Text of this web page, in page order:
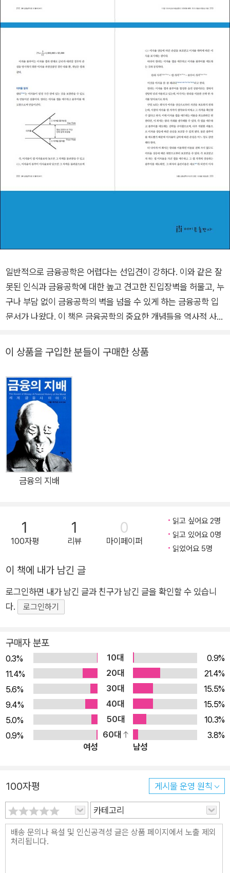
일반적으로 금융공학은 어렵다는 선입견이 강하다. 이와 같은 잘
못된 인식과 금융공학에 대한 높고 견고한 진입장벽을 허물고, 누
구나 부담 없이 금융공학의 벽을 넘을 수 있게 하는 금융공학 입
문서가 나왔다. 이 책은 금융공학의 중요한 개념들을 역사적 사건
경제에 대한 아무런 기초지식이 없더라도 막힘 없이 술술 읽고 이
A를 준비하는 셀러던트 등 누구라도 금융공학을 쉽게 시작할 수
있도록 큰 힘이 되어 줄 것이다. ★ 이 책의 대상 독자 ★ 이 책의
대상 독자는 일반인부터 학생까지 매우 광범위하다. 금융공학에
관심이 있거나 경제신문 기사를 좀 더 잘 이해하고 싶은 일반인,
금융과 금융시장에 대한 이해를 넓히고 싶은 금융기관 및 금융회
사 임직원, 기업의 재무 및 투자업무 담당자, CFA나 MBA를 준비
하는 직장인, 투자은행이나 증권업에서 커리어를 쌓고 싶은 취업
준비생, 그리고 학교에서 금융공학 수업을 수강하거나 금융공학
금융공학을 처음 접하는 독자라 하더라도, 제1부만 읽으면 금융
공학의 기초적인 내용을 충분히 숙지할 수 있다. 그리고 제1부를
읽고 나면 자연스럽게 제2부를 읽고 싶은 마음이 생길 것이고, 제
2부를 다 읽고 나면 제3부도 충분히 읽고 이해할 수 있다는 자신
수식이나 숫자 없이 이야기하듯이 금융공학을 소개한다. 다양한
역사적 사건과 일상생활의 사례를 통해 금융공학이 우리에게 매
와 금융공학을 알고 있어야 하는 이유, 2장에서는 직관적인 설명
을 통해 쉽고 재미있게 풀어쓴 금융공학의 기초 개념, 3장에서는
금융공학과 관련된 역사적 사건들, 그리고 4장에서는 요즘 뜨고
있는 빅데이터와 금융공학 간의 관계를 다룬다. 제2부는 ‘금융공
학 기본기 다지기’라는 제목에서 알 수 있듯이, 제1부에서 다룬 금
융공학의 기초적인 개념을 좀 더 자세히 설명한다. 하지만 각 장
을 역사적 사실이나 언론을 통해 접했던 사건들로 시작하므로, 부
담감보다는 오히려 흥미와 편안한 마음을 가지고 읽을 수 있을 것
기 쉬운 글로 설명하고 있기 때문에 내용을 이해하는 데 큰 어려
움은 없을 것이다. 5장은 금융공학의 핵심인 선물과 옵션, 6장은
어려울 때 서로 돕는 상생의 금융거래인 스왑, 7장은 선산의 굽은
소나무와 같이 인기는 없지만 금융공학의 기본으로 반드시 알아
둘 필요가 있는 채권, 그리고 8장에서는 정해진 신뢰수준하에서
이 상품을 구입한 분들이 구매한 상품
금융의 지배
1
100자평
1
리뷰
0
마이페이퍼
읽고 싶어요 2명
읽고 있어요 0명
읽었어요 5명
이 책에 내가 남긴 글
로그인하면 내가 남긴 글과 친구가 남긴 글을 확인할 수 있습니
다.
로그인하기
구매자 분포
0.3% 10대
0.9%
11.4%
20대
21.4%
5.6%
30대
15.5%
9.4%
40대
15.5%
5.0%
50대
10.3%
0.9%
60대
3.8%
여성
남성
100자평 게시물 운영 원칙
카테고리